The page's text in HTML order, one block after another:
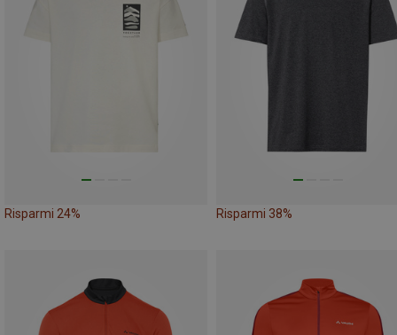
Risparmi 24% Risparmi 38%